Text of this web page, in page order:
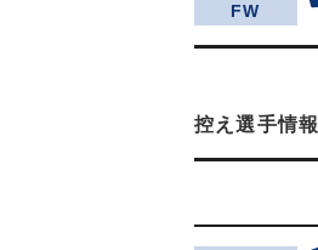
FW
控え選手情報